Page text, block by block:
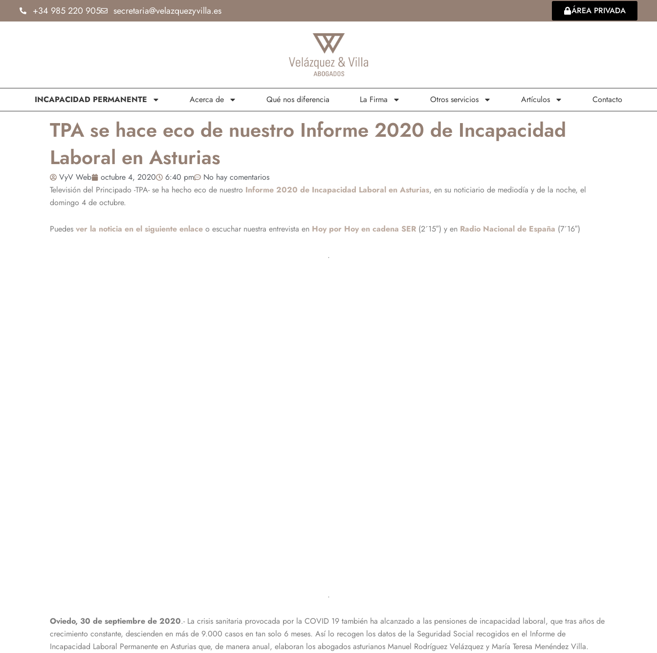
+34 985 220 905 secretaria@velazquezyvilla.es ÁREA PRIVADA
INCAPACIDAD PERMANENTE Acerca de Qué nos diferencia La Firma Otros servicios Artículos Contacto
TPA se hace eco de nuestro Informe 2020 de Incapacidad
Laboral en Asturias
VyV Web octubre 4, 2020 6:40 pm
No hay comentarios
Televisión del Principado -TPA- se ha hecho eco de nuestro Informe 2020 de Incapacidad Laboral en Asturias, en su noticiario de mediodía y de la noche, el
domingo 4 de octubre.
Puedes ver la noticia en el siguiente enlace o escuchar nuestra entrevista en Hoy por Hoy en cadena SER (2´15″) y en Radio Nacional de España (7´16″)
.
.
Oviedo, 30 de septiembre de 2020.- La crisis sanitaria provocada por la COVID 19 también ha alcanzado a las pensiones de incapacidad laboral, que tras años de
crecimiento constante, descienden en más de 9.000 casos en tan solo 6 meses. Así lo recogen los datos de la Seguridad Social recogidos en el Informe de
Incapacidad Laboral Permanente en Asturias que, de manera anual, elaboran los abogados asturianos Manuel Rodríguez Velázquez y María Teresa Menéndez Villa.